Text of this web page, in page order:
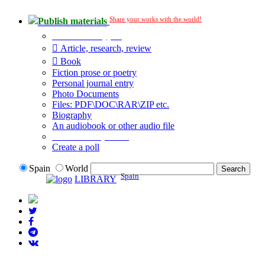
Publish materials Share your works with the world!
Article, research, review
Book
Fiction prose or poetry
Personal journal entry
Photo Documents
Files: PDF\DOC\RAR\ZIP etc.
Biography
An audiobook or other audio file
Create a poll
Spain
World
LIBRARY Spain